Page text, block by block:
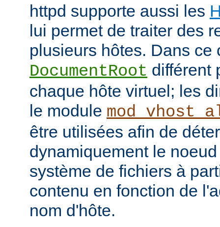
httpd supporte aussi les
lui permet de traiter des
plusieurs hôtes. Dans ce
DocumentRoot différent
chaque hôte virtuel; les
le module
être utilisées afin de
dynamiquement le
système de fichiers à
contenu en fonction de
nom d'hôte.